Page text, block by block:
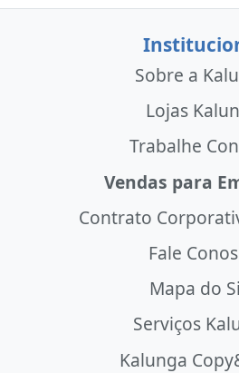
Sobre a
Lojas
Trabalhe
Vendas para
Contrato
Fale
Mapa do
Serviços
Kalunga